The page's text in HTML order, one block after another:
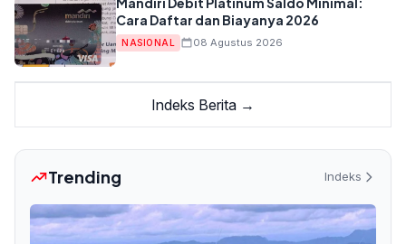
Cara Daftar dan Biayanya 2026
NASIONAL 08 Agustus 2026
Indeks Berita →
Trending Indeks